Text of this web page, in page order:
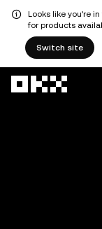
Looks like you're
for products
Switch site